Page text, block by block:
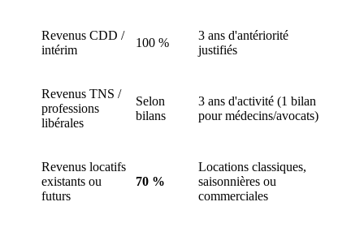
Revenus CDD /
intérim
100 %
3 ans d'antériorité
justifiés
Revenus TNS /
professions
libérales
Selon
bilans
3 ans d'activité (1 bilan
pour médecins/avocats)
Revenus locatifs
existants ou
futurs
70 %
Locations classiques,
saisonnières ou
commerciales